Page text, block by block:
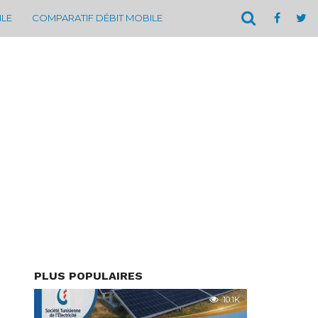
COMPARATIF DÉBIT MOBILE
PLUS POPULAIRES
10.1K